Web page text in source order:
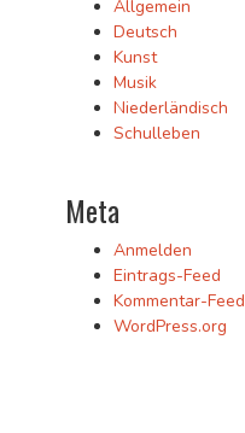
Allgemein
Deutsch
Kunst
Musik
Niederländisch
Schulleben
Meta
Anmelden
Eintrags-Feed
Kommentar-Feed
WordPress.org